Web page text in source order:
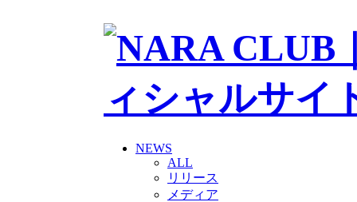
NEWS
ALL
リリース
メディア